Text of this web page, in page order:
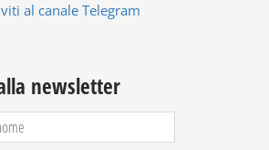
al canale Telegram
newsletter